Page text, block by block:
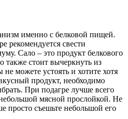
именно с белковой пищей.
рекомендуется свести
Сало – это продукт белкового
также стоит вычеркнуть из
можете устоять и хотите хотя
продукт, необходимо
При подагре лучше всего
мясной прослойкой. Не
просто съешьте небольшой его